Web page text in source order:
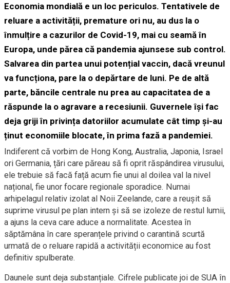
Economia mondială e un loc periculos. Tentativele de
reluare a activității, premature ori nu, au dus la o
înmulțire a cazurilor de Covid-19, mai cu seamă în
Europa, unde părea că pandemia ajunsese sub control.
Salvarea din partea unui potențial vaccin, dacă vreunul
va funcționa, pare la o depărtare de luni. Pe de altă
parte, băncile centrale nu prea au capacitatea de a
răspunde la o agravare a recesiunii. Guvernele își fac
deja griji în privința datoriilor acumulate cât timp și-au
ținut economiile blocate, în prima fază a pandemiei.
Indiferent că vorbim de Hong Kong, Australia, Japonia, Israel
ori Germania, țări care păreau să fi oprit răspândirea virusului,
ele trebuie să facă față acum fie unui al doilea val la nivel
național, fie unor focare regionale sporadice. Numai
arhipelagul relativ izolat al Noii Zeelande, care a reușit să
suprime virusul pe plan intern și să se izoleze de restul lumii,
a ajuns la ceva care aduce a normalitate. Acestea în
săptămâna în care speranțele privind o carantină scurtă
urmată de o reluare rapidă a activității economice au fost
definitiv spulberate.
Daunele sunt deja substanțiale. Cifrele publicate joi de SUA în